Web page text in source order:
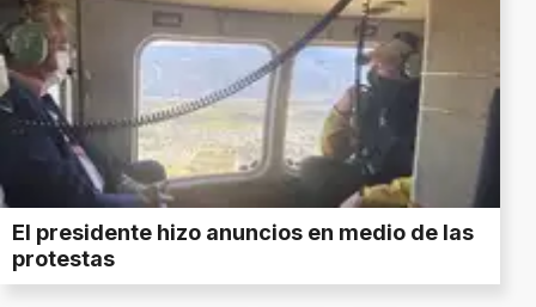
El presidente hizo anuncios en medio de las
protestas